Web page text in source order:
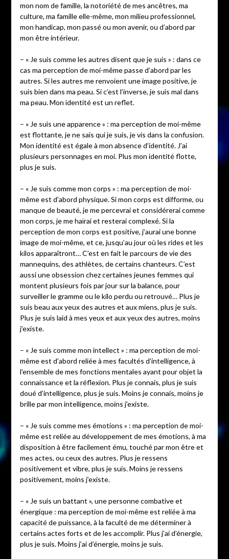
mon nom de famille, la notoriété de mes ancêtres, ma
culture, ma famille elle-même, mon milieu professionnel,
mon handicap, mon passé ou mon avenir, ou d’abord par
mon être intérieur.
– « Je suis comme les autres disent que je suis » : dans ce
cas ma perception de moi-même passe d’abord par les
autres. Si les autres me renvoient une image positive, je
suis bien dans ma peau. Si c’est l’inverse, je suis mal dans
ma peau. Mon identité est un reflet.
– « Je suis une apparence » : ma perception de moi-même
est flottante, je ne sais qui je suis, je vis dans la confusion.
Mon identité est égale à mon absence d’identité. J’ai
plusieurs personnages en moi. Plus mon identité flotte,
plus je suis.
– « Je suis comme mon corps » : ma perception de moi-
même est d’abord physique. Si mon corps est difforme, ou
manque de beauté, je me percevrai et considérerai comme
mon corps, je me haïrai et resterai complexé. Si la
perception de mon corps est positive, j’aurai une bonne
image de moi-même, et ce, jusqu’au jour où les rides et les
kilos apparaîtront… C’est en fait le parcours de vie des
mannequins, des athlètes, de certains chanteurs. C’est
aussi une obsession chez certaines jeunes femmes qui
montent plusieurs fois par jour sur la balance, pour
surveiller le gramme ou le kilo perdu ou retrouvé… Plus je
suis beau aux yeux des autres et aux miens, plus je suis.
Plus je suis laid à mes yeux et aux yeux des autres, moins
j’existe.
– « Je suis comme mon intellect » : ma perception de moi-
même est d’abord reliée à mes facultés d’intelligence, à
l’ensemble de mes fonctions mentales ayant pour objet la
connaissance et la réflexion. Plus je connais, plus je suis
doué d’intelligence, plus je suis. Moins je connais, moins je
brille par mon intelligence, moins j’existe.
– « Je suis comme mes émotions » : ma perception de moi-
même est reliée au développement de mes émotions, à ma
disposition à être facilement ému, touché par mon être et
mes actes, ou ceux des autres. Plus je ressens
positivement et vibre, plus je suis. Moins je ressens
positivement, moins j’existe.
– « Je suis un battant », une personne combative et
énergique : ma perception de moi-même est reliée à ma
capacité de puissance, à la faculté de me déterminer à
certains actes forts et de les accomplir. Plus j’ai d’énergie,
plus je suis. Moins j’ai d’énergie, moins je suis.